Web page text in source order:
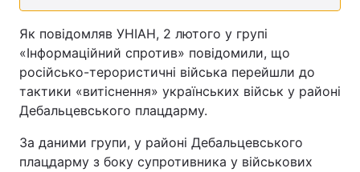
Як повідомляв УНІАН, 2 лютого у групі
«Інформаційний спротив» повідомили, що
російсько-терористичні війська перейшли до
тактики «витіснення» українських військ у районі
Дебальцевського плацдарму.
За даними групи, у районі Дебальцевського
плацдарму з боку супротивника у військових